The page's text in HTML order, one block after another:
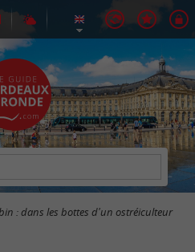
: dans les bottes d'un ostréiculteur